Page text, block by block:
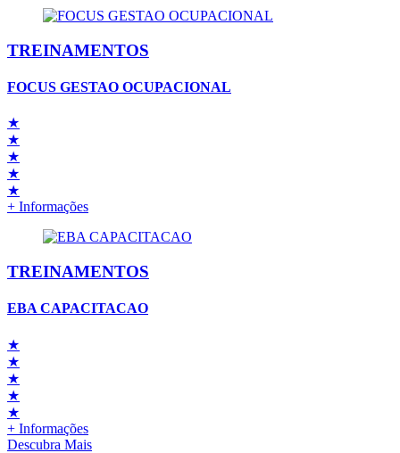
TREINAMENTOS
FOCUS GESTAO OCUPACIONAL
★
★
★
★
★
+ Informações
TREINAMENTOS
EBA CAPACITACAO
★
★
★
★
★
+ Informações
Descubra Mais